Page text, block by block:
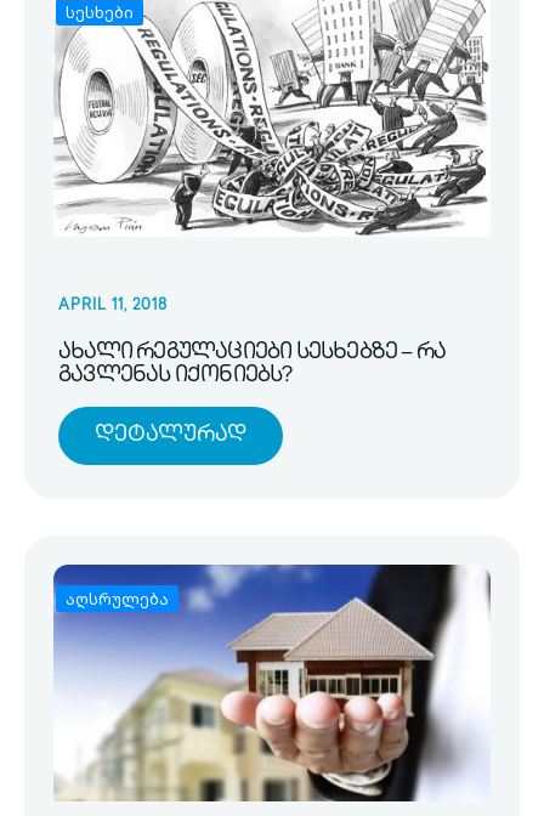
სესხები
APRIL 11, 2018
ახალი რეგულაციები სესხებზე – რა
გავლენას იქონიებს?
Დეტალურად
აღსრულება